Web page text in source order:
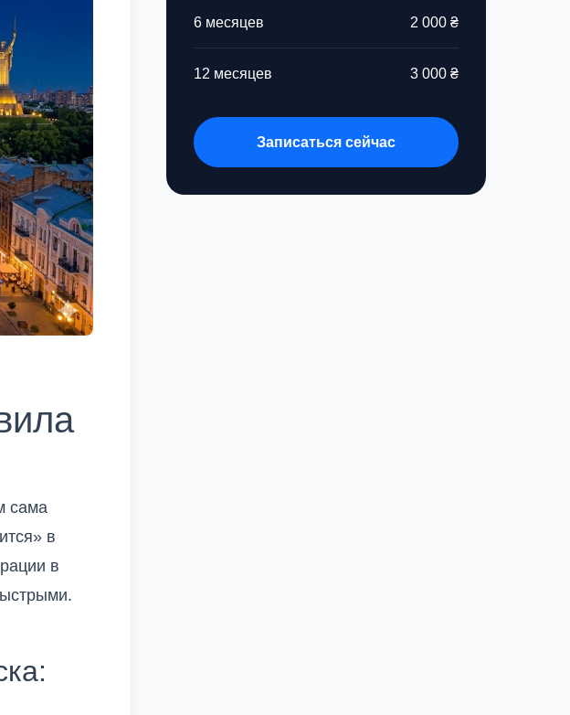
сама
в
в
6 месяцев 2 000 ₴
12 месяцев 3 000 ₴
Записаться сейчас